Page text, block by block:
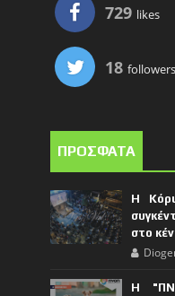
729 likes
18 followers
ΠΡΟΣΦΑΤΑ
Η
στο
Η